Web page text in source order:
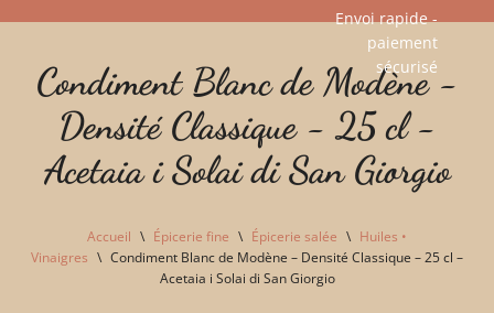
contenu
Envoi rapide -
paiement
sécurisé​
Condiment Blanc de Modène -
Densité Classique - 25 cl -
Acetaia i Solai di San Giorgio
Accueil \ Épicerie fine \ Épicerie salée \ Huiles •
Vinaigres \ Condiment Blanc de Modène – Densité Classique – 25 cl –
Acetaia i Solai di San Giorgio